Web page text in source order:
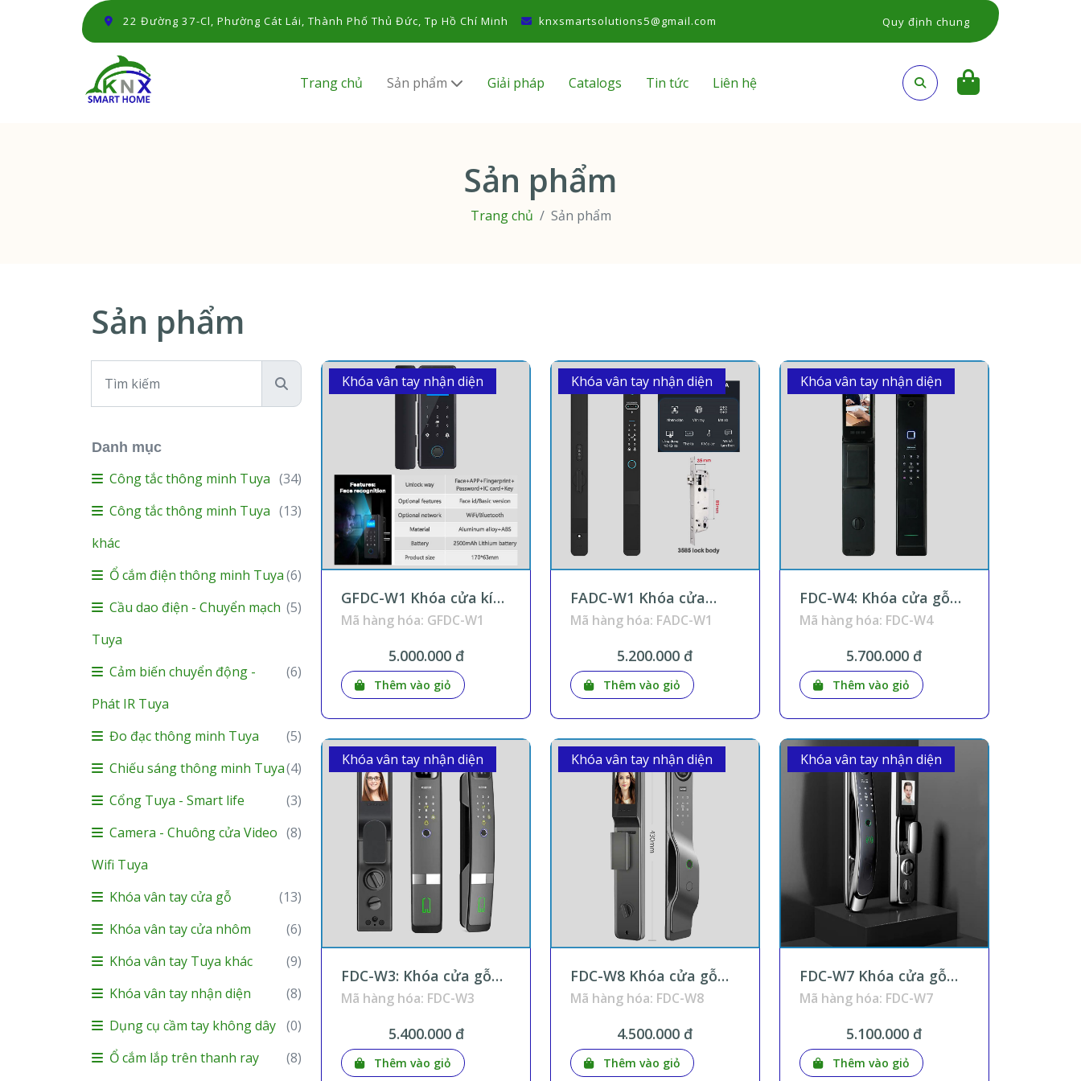
22 Đường 37-Cl, Phường Cát Lái, Thành Phố Thủ Đức, Tp Hồ Chí Minh knxsmartsolutions5@gmail.com Quy định chung
Trang chủ Sản phẩm Giải pháp Catalogs Tin tức Liên hệ
Sản phẩm
Trang chủ Sản phẩm
Sản phẩm
Danh mục
Công tắc thông minh Tuya (34)
Công tắc thông minh Tuya
khác
(13)
Ổ cắm điện thông minh Tuya(6)
Cầu dao điện - Chuyển mạch
Tuya
(5)
Cảm biến chuyển động -
Phát IR Tuya
(6)
Đo đạc thông minh Tuya
(5)
Chiếu sáng thông minh Tuya(4)
Cổng Tuya - Smart life
(3)
Camera - Chuông cửa Video
Wifi Tuya
(8)
Khóa vân tay cửa gỗ
(13)
Khóa vân tay cửa nhôm
(6)
Khóa vân tay Tuya khác
(9)
Khóa vân tay nhận diện
(8)
Dụng cụ cầm tay không dây (0)
Ổ cắm lắp trên thanh ray
(8)
Khóa vân tay nhận diện
GFDC-W1 Khóa cửa kính
nhận diện khuôn mặt
Wifi Tuya KNX Smart
Mã hàng hóa: GFDC-W1
5.000.000 đ
Thêm vào giỏ
Khóa vân tay nhận diện
FADC-W1 Khóa cửa
nhôm nhận diện khuôn
mặt Wifi Tuya KNX
Smart Home
Mã hàng hóa: FADC-W1
5.200.000 đ
Thêm vào giỏ
Khóa vân tay nhận diện
FDC-W4: Khóa cửa gỗ
nhận diện khuôn mặt và
đàm thoại màn hình
bên trong Wifi Tuya
KNX Smart Home
Mã hàng hóa: FDC-W4
5.700.000 đ
Thêm vào giỏ
Khóa vân tay nhận diện
FDC-W3: Khóa cửa gỗ
nhận diện khuôn mặt và
đàm thoại màn hình
bên trong Wifi Tuya
KNX Smart Home
Mã hàng hóa: FDC-W3
5.400.000 đ
Thêm vào giỏ
Khóa vân tay nhận diện
FDC-W8 Khóa cửa gỗ
nhận diện khuôn mặt và
đàm thoại smartphone
Wifi Tuya KNX Smart
Mã hàng hóa: FDC-W8
4.500.000 đ
Thêm vào giỏ
Khóa vân tay nhận diện
FDC-W7 Khóa cửa gỗ
nhận diện khuôn mặt và
đàm thoại smartphone
Wifi Tuya KNX Smart
Mã hàng hóa: FDC-W7
5.100.000 đ
Thêm vào giỏ